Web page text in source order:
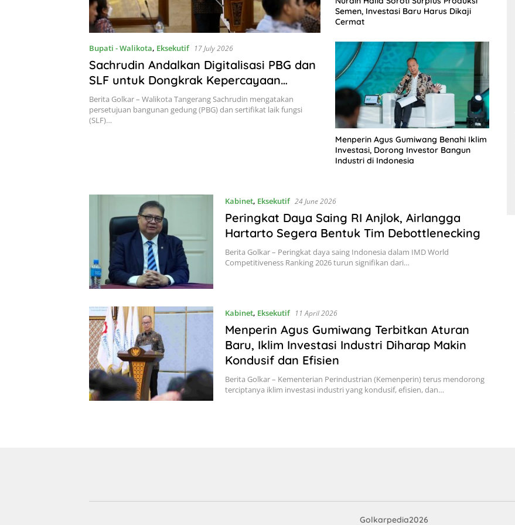
Bupati - Walikota, Eksekutif 17 July 2026
Sachrudin Andalkan Digitalisasi PBG dan
SLF untuk Dongkrak Kepercayaan
Investor
Berita Golkar – Walikota Tangerang Sachrudin mengatakan
persetujuan bangunan gedung (PBG) dan sertifikat laik fungsi
(SLF)…
Semen, Investasi Baru Harus Dikaji
Cermat
Menperin Agus Gumiwang Benahi Iklim
Investasi, Dorong Investor Bangun
Industri di Indonesia
Kabinet, Eksekutif 24 June 2026
Peringkat Daya Saing RI Anjlok, Airlangga
Hartarto Segera Bentuk Tim Debottlenecking
Berita Golkar – Peringkat daya saing Indonesia dalam IMD World
Competitiveness Ranking 2026 turun signifikan dari…
Kabinet, Eksekutif 11 April 2026
Menperin Agus Gumiwang Terbitkan Aturan
Baru, Iklim Investasi Industri Diharap Makin
Kondusif dan Efisien
Berita Golkar – Kementerian Perindustrian (Kemenperin) terus mendorong
terciptanya iklim investasi industri yang kondusif, efisien, dan…
Golkarpedia2026